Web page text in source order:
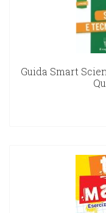
Guida Smart